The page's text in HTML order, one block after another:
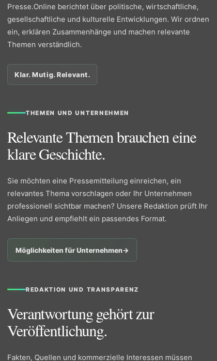
Presse.Online berichtet über politische, wirtschaftliche,
gesellschaftliche und kulturelle Entwicklungen. Wir ordnen
ein, erklären Zusammenhänge und machen relevante
Themen verständlich.
Klar. Mutig. Relevant.
THEMEN UND UNTERNEHMEN
Relevante Themen brauchen eine
klare Geschichte.
Sie möchten eine Pressemitteilung einreichen, ein
relevantes Thema vorschlagen oder Ihr Unternehmen
professionell sichtbar machen? Unsere Redaktion prüft Ihr
Anliegen und empfiehlt ein passendes Format.
Möglichkeiten für Unternehmen→
REDAKTION UND TRANSPARENZ
Verantwortung gehört zur
Veröffentlichung.
Fakten, Quellen und kommerzielle Interessen müssen